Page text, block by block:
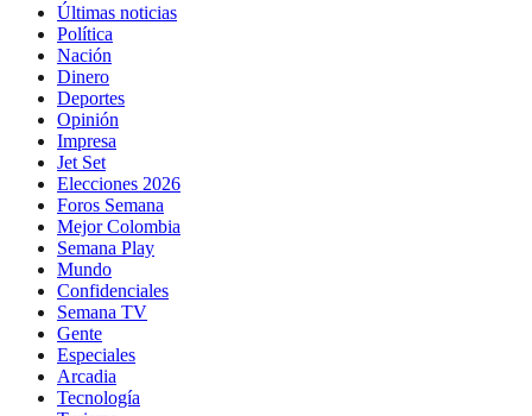
Últimas noticias
Política
Nación
Dinero
Deportes
Opinión
Impresa
Jet Set
Elecciones 2026
Foros Semana
Mejor Colombia
Semana Play
Mundo
Confidenciales
Semana TV
Gente
Especiales
Arcadia
Tecnología